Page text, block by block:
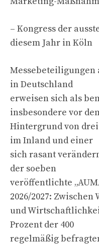
– Kongress der
diesem Jahr in Köln
Messebeteiligungen
in Deutschland
erweisen sich als
insbesondere vor
Hintergrund von
im Inland und einer
sich rasant
der soeben
veröffentlichte
2026/2027: Zwischen
und
Prozent der 400
regelmäßig